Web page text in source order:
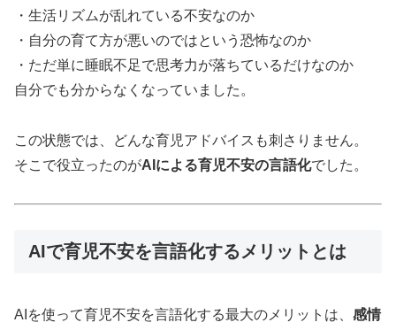
・生活リズムが乱れている不安なのか
・自分の育て方が悪いのではという恐怖なのか
・ただ単に睡眠不足で思考力が落ちているだけなのか
自分でも分からなくなっていました。
この状態では、どんな育児アドバイスも刺さりません。
そこで役立ったのがAIによる育児不安の言語化でした。
AIで育児不安を言語化するメリットとは
AIを使って育児不安を言語化する最大のメリットは、 感情